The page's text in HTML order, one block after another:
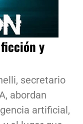
y
secretario
abordan
artificial,